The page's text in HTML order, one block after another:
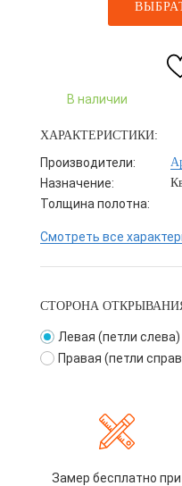
В наличии
ХАРАКТЕРИСТИКИ:
Производители:
Назначение:
Толщина полотна:
Смотреть все
СТОРОНА
Левая (петли слева)
Правая (петли
Замер бесплатно при